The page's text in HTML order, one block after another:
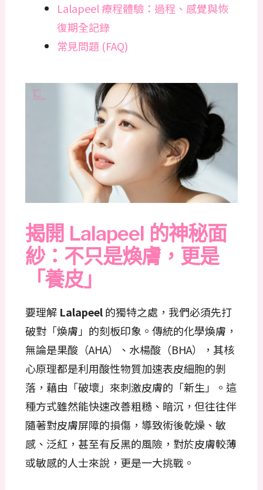
Lalapeel 療程體驗：過程、感覺與恢
復期全記錄
常見問題 (FAQ)
揭開 Lalapeel 的神秘面
紗：不只是煥膚，更是
「養皮」
要理解 Lalapeel的獨特之處，我們必須先打
破對「煥膚」的刻板印象。傳統的化學煥膚，
無論是果酸（AHA）、水楊酸（BHA），其核
心原理都是利用酸性物質加速表皮細胞的剝
落，藉由「破壞」來刺激皮膚的「新生」。這
種方式雖然能快速改善粗糙、暗沉，但往往伴
隨著對皮膚屏障的損傷，導致術後乾燥、敏
感、泛紅，甚至有反黑的風險，對於皮膚較薄
或敏感的人士來說，更是一大挑戰。